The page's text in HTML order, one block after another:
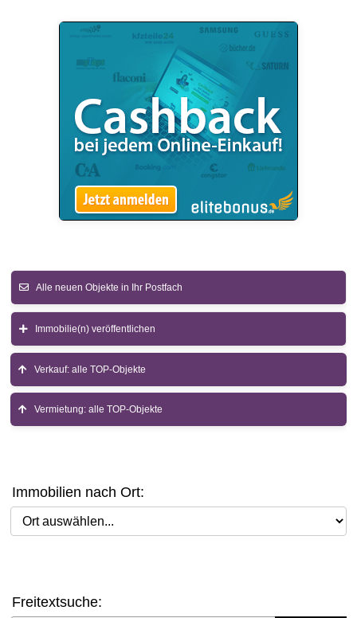
Alle neuen Objekte in Ihr Postfach
Immobilie(n) veröffentlichen
Verkauf: alle TOP-Objekte
Vermietung: alle TOP-Objekte
Immobilien nach Ort:
Ort auswählen
Freitextsuche: